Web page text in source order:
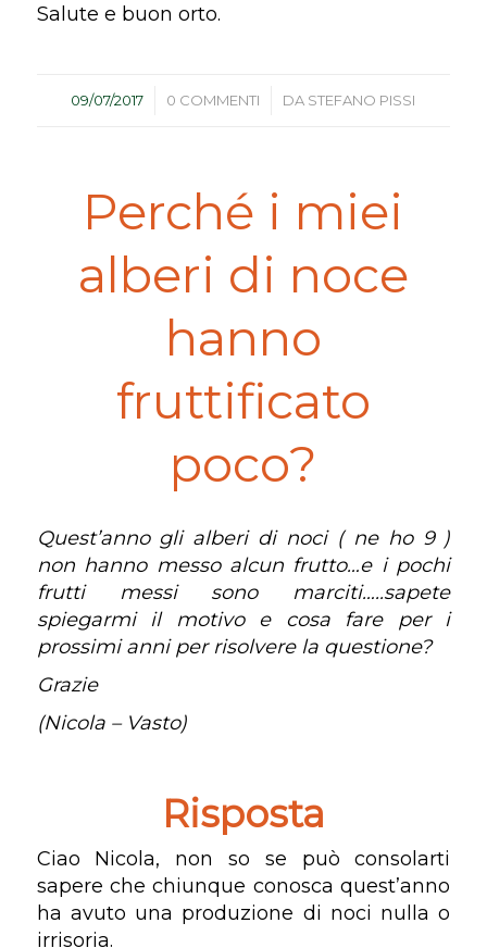
Salute e buon orto.
09/07/2017
/ 0 COMMENTI
/ DA STEFANO PISSI
Perché i miei
alberi di noce
hanno
fruttificato
poco?
Quest’anno gli alberi di noci ( ne ho 9 )
non hanno messo alcun frutto…e i pochi
frutti messi sono marciti…..sapete
spiegarmi il motivo e cosa fare per i
prossimi anni per risolvere la questione?
Grazie
(Nicola – Vasto)
Risposta
Ciao Nicola, non so se può consolarti
sapere che chiunque conosca quest’anno
ha avuto una produzione di noci nulla o
irrisoria.